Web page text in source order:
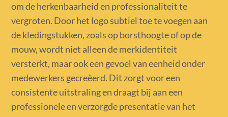
om de herkenbaarheid en professionaliteit te
vergroten. Door het logo subtiel toe te voegen aan
de kledingstukken, zoals op borsthoogte of op de
mouw, wordt niet alleen de merkidentiteit
versterkt, maar ook een gevoel van eenheid onder
medewerkers gecreëerd. Dit zorgt voor een
consistente uitstraling en draagt bij aan een
professionele en verzorgde presentatie van het